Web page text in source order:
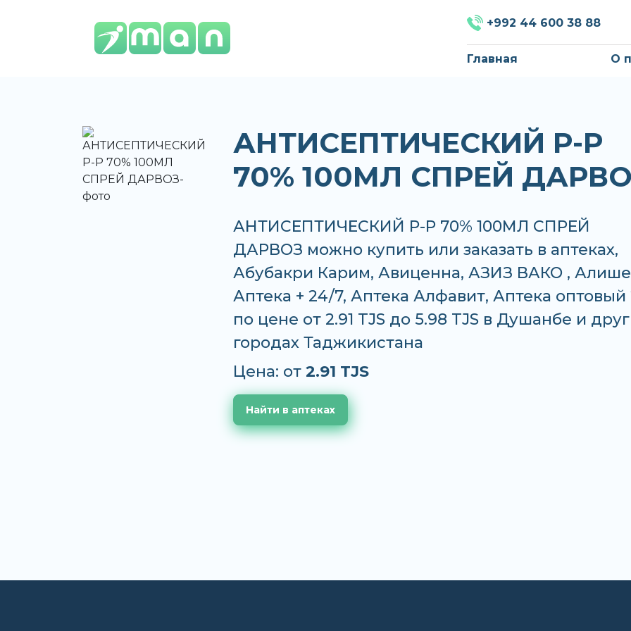
+992 44 600 38 88
Главная О
АНТИСЕПТИЧЕСКИЙ Р-Р
70% 100МЛ СПРЕЙ
АНТИСЕПТИЧЕСКИЙ Р-Р 70% 100МЛ СПРЕЙ
ДАРВОЗ можно купить или заказать в аптеках,
Абубакри Карим, Авиценна, АЗИЗ ВАКО ,
Аптека + 24/7, Аптека Алфавит, Аптека оптовый
по цене от 2.91 TJS до 5.98 TJS в Душанбе и
городах Таджикистана
Цена: от 2.91 TJS
Найти в аптеках